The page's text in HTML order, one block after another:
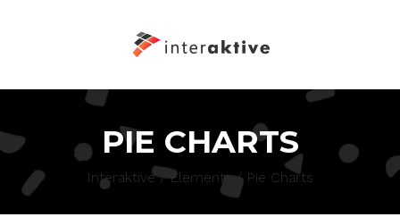
PIE CHARTS
Interaktive/Elements/ Pie Charts